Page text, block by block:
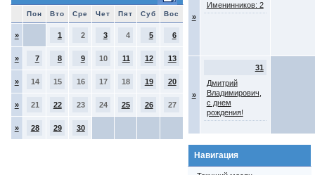
Пон Вто Сре Чет Пят Суб Вос
» 1 2 3 4 5 6
» 7 8 9 10 11 12 13
» 14 15 16 17 18 19 20
» 21 22 23 24 25 26 27
» 28 29 30
»
Именинников: 2
»
31
Дмитрий
Владимирович,
с днем
рождения!
Навигация